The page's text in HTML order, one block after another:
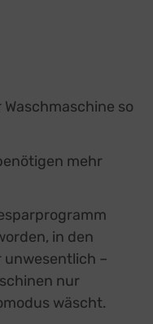
Waschmaschine so
mehr
in den
unwesentlich –
nur
wäscht.